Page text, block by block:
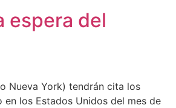
espera del
Nueva York) tendrán cita los
en los Estados Unidos del mes de